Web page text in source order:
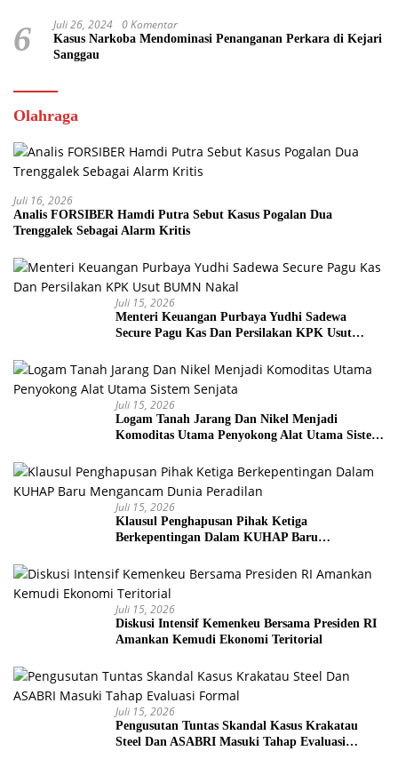
6 Juli 26, 2024 0 Komentar
Kasus Narkoba Mendominasi Penanganan Perkara di Kejari
Sanggau
Olahraga
Juli 16, 2026
Analis FORSIBER Hamdi Putra Sebut Kasus Pogalan Dua
Trenggalek Sebagai Alarm Kritis
Juli 15, 2026
Menteri Keuangan Purbaya Yudhi Sadewa
Secure Pagu Kas Dan Persilakan KPK Usut
Juli 15, 2026
Logam Tanah Jarang Dan Nikel Menjadi
Komoditas Utama Penyokong Alat Utama Sistem
Juli 15, 2026
Klausul Penghapusan Pihak Ketiga
Berkepentingan Dalam KUHAP Baru
Juli 15, 2026
Diskusi Intensif Kemenkeu Bersama Presiden RI
Amankan Kemudi Ekonomi Teritorial
Juli 15, 2026
Pengusutan Tuntas Skandal Kasus Krakatau
Steel Dan ASABRI Masuki Tahap Evaluasi